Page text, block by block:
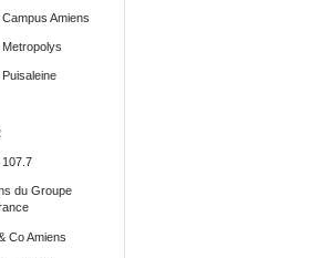
Campus Amiens
Metropolys
Puisaleine
du Groupe
Co Amiens